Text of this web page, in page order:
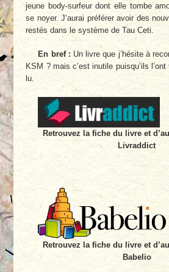
jeune body-surfeur dont elle tombe
se noyer. J’aurai préférer avoir des
restés dans le système de Tau Ceti.
En bref :Un livre que j’hésite à
KSM ? mais c’est inutile puisqu’ils
lu.
Retrouvez la fiche du livre et
Livraddict
Retrouvez la fiche du livre et
Babelio